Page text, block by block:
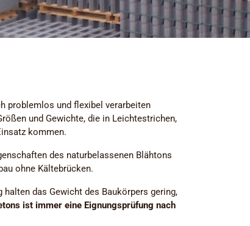
problemlos und flexibel verarbeiten
und Gewichte, die in Leichtestrichen,
kommen.
des naturbelassenen Blähtons
ohne Kältebrücken.
das Gewicht des Baukörpers gering,
ist immer eine Eignungsprüfung nach